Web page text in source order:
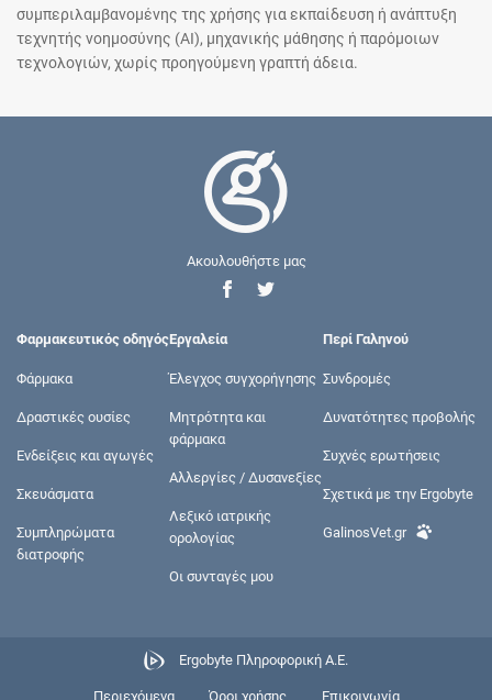
συμπεριλαμβανομένης της χρήσης για εκπαίδευση ή ανάπτυξη
τεχνητής νοημοσύνης (AI), μηχανικής μάθησης ή παρόμοιων
τεχνολογιών, χωρίς προηγούμενη γραπτή άδεια.
Ακουλουθήστε μας
Φαρμακευτικός οδηγός
Φάρμακα
Δραστικές ουσίες
Ενδείξεις και αγωγές
Σκευάσματα
Συμπληρώματα
διατροφής
Εργαλεία
Έλεγχος συγχορήγησης
Μητρότητα και
φάρμακα
Αλλεργίες / Δυσανεξίες
Λεξικό ιατρικής
ορολογίας
Οι συνταγές μου
Περί Γαληνού
Συνδρομές
Δυνατότητες προβολής
Συχνές ερωτήσεις
Σχετικά με την Ergobyte
GalinosVet.gr
Ergobyte Πληροφορική Α.Ε.
Περιεχόμενα Όροι χρήσης Επικοινωνία